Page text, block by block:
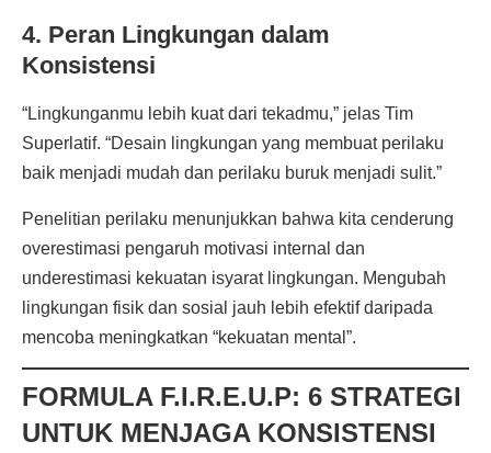
4. Peran Lingkungan dalam
Konsistensi
“Lingkunganmu lebih kuat dari tekadmu,” jelas Tim
Superlatif. “Desain lingkungan yang membuat perilaku
baik menjadi mudah dan perilaku buruk menjadi sulit.”
Penelitian perilaku menunjukkan bahwa kita cenderung
overestimasi pengaruh motivasi internal dan
underestimasi kekuatan isyarat lingkungan. Mengubah
lingkungan fisik dan sosial jauh lebih efektif daripada
mencoba meningkatkan “kekuatan mental”.
FORMULA F.I.R.E.U.P: 6 STRATEGI
UNTUK MENJAGA KONSISTENSI